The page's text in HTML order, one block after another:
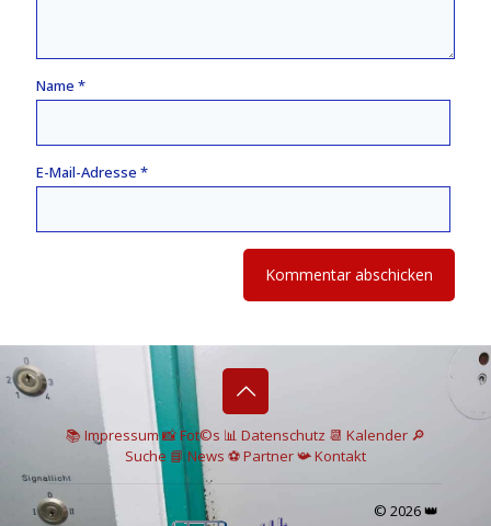
Name *
E-Mail-Adresse *
📚 Impressum📸Fot©s 📊 Datenschutz 📆 Kalender 🔎
Suche 📘 News ⚽Partner📯Kontakt
© 2026 👑